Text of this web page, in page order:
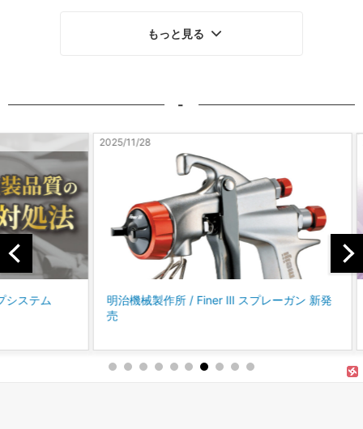
もっと見る
-
2025/11/28
明治機械製作所 / Finer Ⅲ スプレーガン 新発
コバ